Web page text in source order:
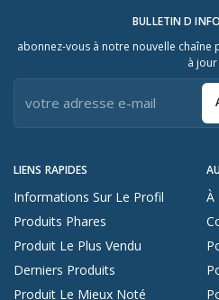
LIENS RAPIDES
Informations Sur Le Profil
Produits Phares
Produit Le Plus Vendu
Derniers Produits
Produit Le Mieux Noté
À
BULLETIN D
abonnez-vous à notre nouvelle
à jour